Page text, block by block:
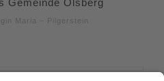
Maria – Pilgerstein